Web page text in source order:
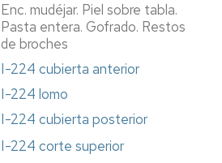
Enc. mudéjar. Piel sobre tabla.
Pasta entera. Gofrado. Restos
de broches
I-224 cubierta anterior
I-224 lomo
I-224 cubierta posterior
I-224 corte superior